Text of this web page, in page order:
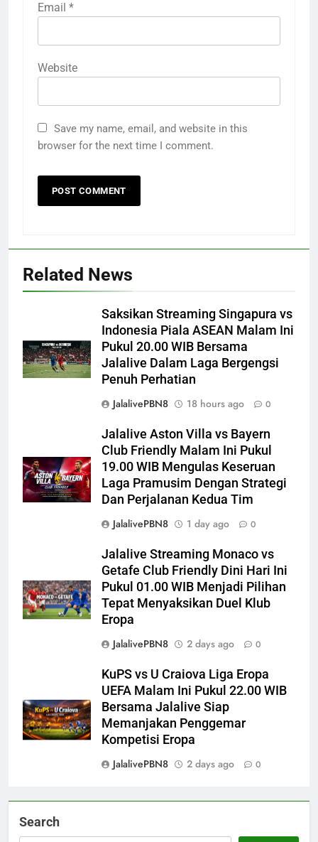
Email *
Website
Save my name, email, and website in this
browser for the next time I comment.
Related News
Saksikan Streaming Singapura vs
Indonesia Piala ASEAN Malam Ini
Pukul 20.00 WIB Bersama
Jalalive Dalam Laga Bergengsi
Penuh Perhatian
JalalivePBN8
18 hours ago 0
Jalalive Aston Villa vs Bayern
Club Friendly Malam Ini Pukul
19.00 WIB Mengulas Keseruan
Laga Pramusim Dengan Strategi
Dan Perjalanan Kedua Tim
JalalivePBN8
1 day ago 0
Jalalive Streaming Monaco vs
Getafe Club Friendly Dini Hari Ini
Pukul 01.00 WIB Menjadi Pilihan
Tepat Menyaksikan Duel Klub
Eropa
JalalivePBN8
2 days ago 0
KuPS vs U Craiova Liga Eropa
UEFA Malam Ini Pukul 22.00 WIB
Bersama Jalalive Siap
Memanjakan Penggemar
Kompetisi Eropa
JalalivePBN8
2 days ago 0
Search